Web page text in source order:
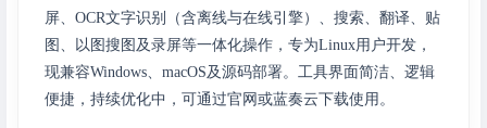
屏、OCR文字识别（含离线与在线引擎）、搜索、翻译、贴
图、以图搜图及录屏等一体化操作，专为Linux用户开发，
现兼容Windows、macOS及源码部署。工具界面简洁、逻辑
便捷，持续优化中，可通过官网或蓝奏云下载使用。